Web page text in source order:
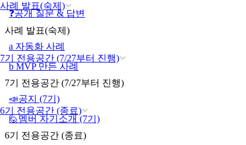
사례 발표(숙제)
7기 전용공간 (7/27부터 진행)
6기 전용공간 (종료)
❓공개 질문 & 답변
사례 발표(숙제)
a 자동화 사례
b MVP 만든 사례
7기 전용공간 (7/27부터 진행)
📣공지 (7기)
🙋멤버 자기소개 (7기)
6기 전용공간 (종료)